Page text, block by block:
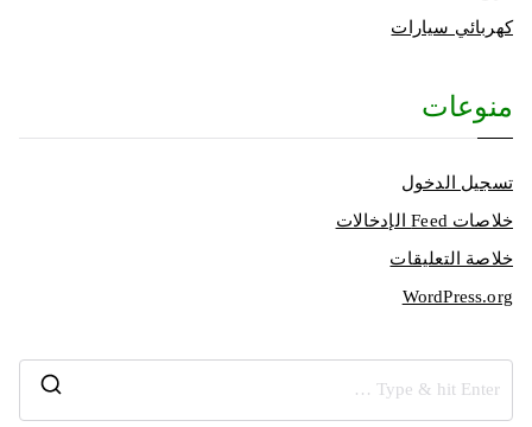
كهربائي سيارات
منوعات
تسجيل الدخول
خلاصات Feed الإدخالات
خلاصة التعليقات
WordPress.org